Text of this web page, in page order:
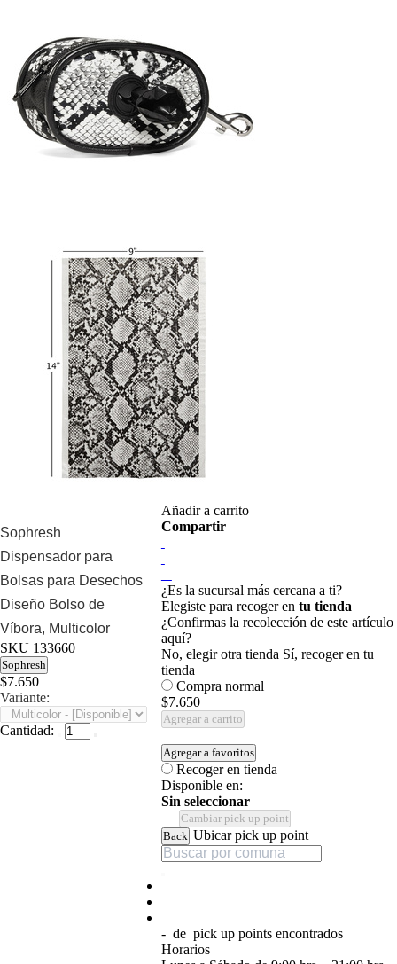
Sophresh
Dispensador para
Bolsas para Desechos
Diseño Bolso de
Víbora, Multicolor
SKU 133660
Sophresh
$7.650
Variante:
Cantidad:
Añadir a carrito
Compartir
¿Es la sucursal más cercana a ti?
Elegiste para recoger en tu tienda
¿Confirmas la recolección de este artículo
aquí?
No, elegir otra tienda Sí, recoger en tu
tienda
Compra normal
$7.650
Agregar a carrito
Agregar a favoritos
Recoger en tienda
Disponible en:
Sin seleccionar
Cambiar pick up point
Back Ubicar pick up point
- de pick up points encontrados
Horarios